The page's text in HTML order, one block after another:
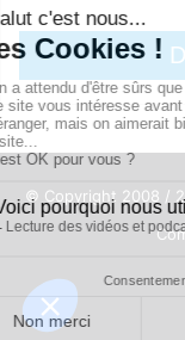
© Copyright 2008 /